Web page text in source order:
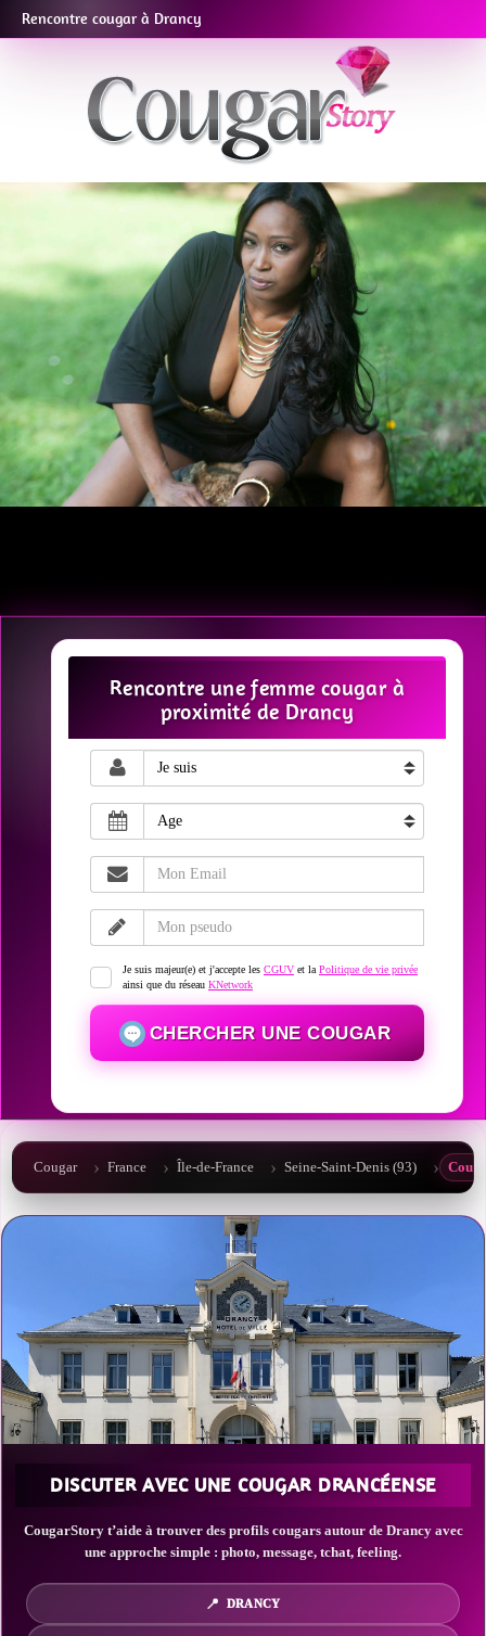
Rencontre cougar à Drancy
Rencontre une femme cougar à
proximité de Drancy
Je suis majeur(e) et j'accepte les CGUV et la Politique de vie privée
ainsi que du réseau KNetwork
CHERCHER UNE COUGAR
Cougar France Île-de-France Seine-Saint-Denis (93)
DISCUTER AVEC UNE COUGAR DRANCÉENSE
CougarStory t’aide à trouver des profils cougars autour de Drancy avec
une approche simple : photo, message, tchat, feeling.
DRANCY